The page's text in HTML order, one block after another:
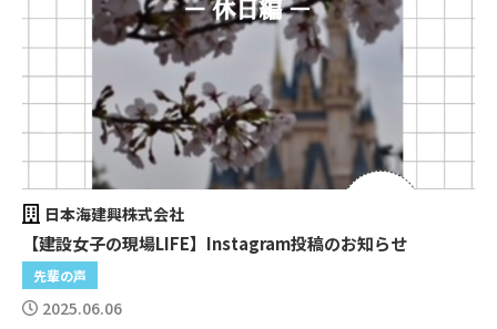
日本海建興株式会社
【建設女子の現場LIFE】Instagram投稿のお知らせ
先輩の声
2025.06.06